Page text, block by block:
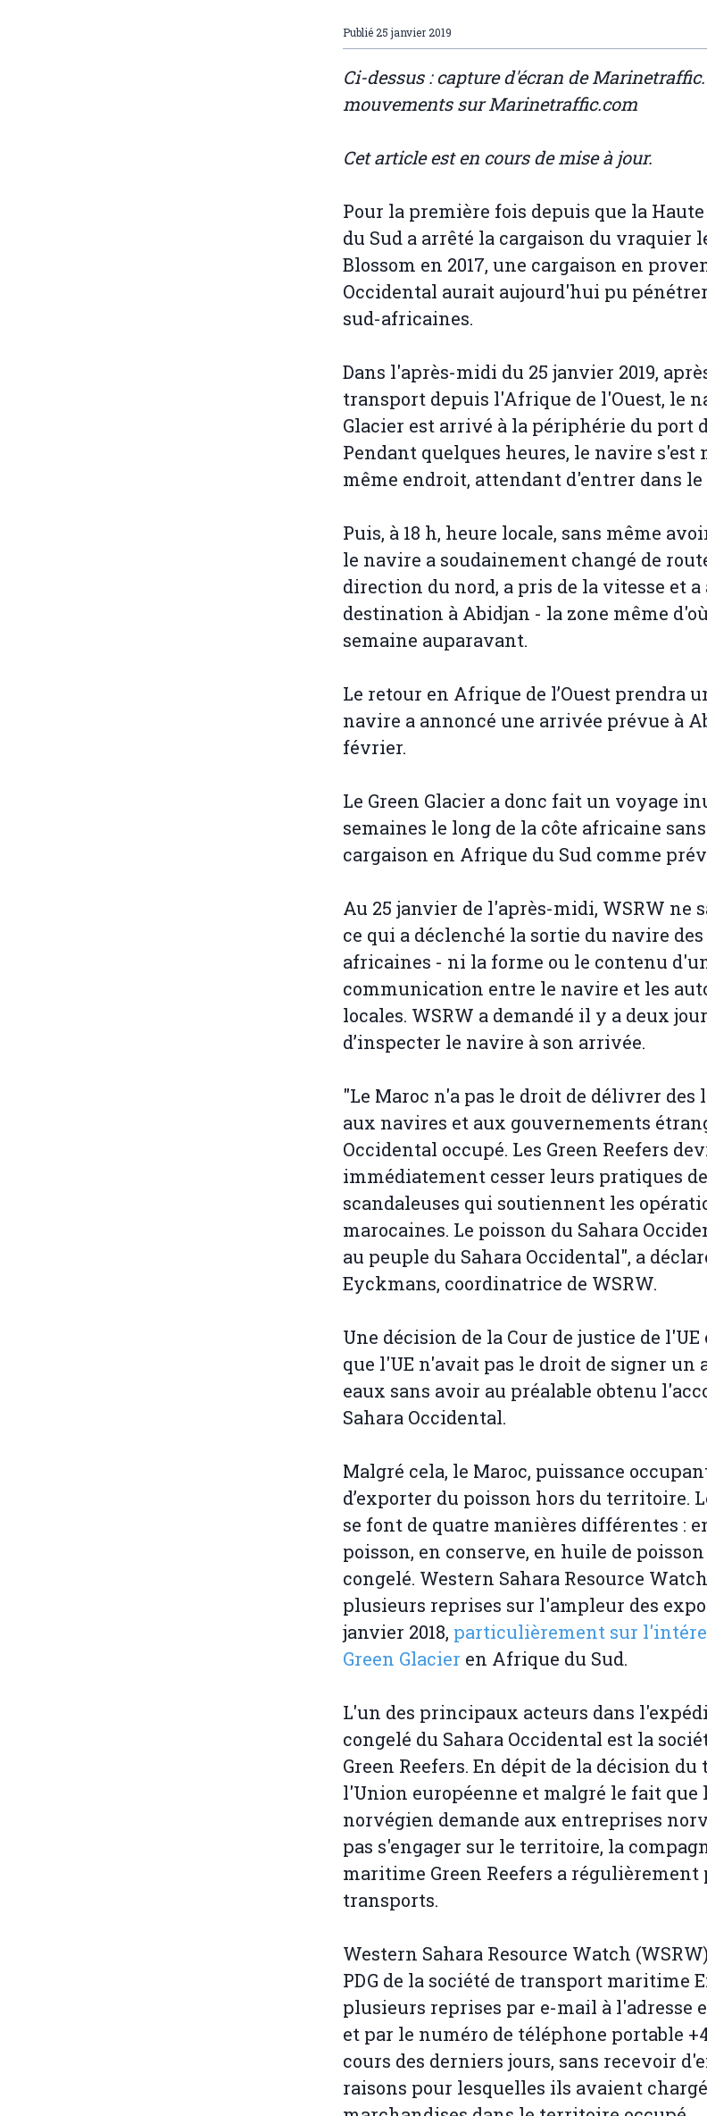
Publié 25 janvier 2019
Ci-dessus : capture d'écran de
mouvements sur Marinetraffic.com
Cet article est en cours de mise à jour.
Pour la première fois depuis que la
du Sud a arrêté la cargaison du vraquier
Blossom en 2017, une cargaison en
Occidental aurait aujourd'hui pu
sud-africaines.
Dans l'après-midi du 25 janvier 2019,
transport depuis l'Afrique de l'Ouest, le
Glacier est arrivé à la périphérie du port
Pendant quelques heures, le navire s'est
même endroit, attendant d'entrer dans le
Puis, à 18 h, heure locale, sans même
le navire a soudainement changé de
direction du nord, a pris de la vitesse et a
destination à Abidjan - la zone même
semaine auparavant.
Le retour en Afrique de l’Ouest prendra
navire a annoncé une arrivée prévue à
février.
Le Green Glacier a donc fait un voyage
semaines le long de la côte africaine
cargaison en Afrique du Sud comme
Au 25 janvier de l'après-midi, WSRW ne
ce qui a déclenché la sortie du navire
africaines - ni la forme ou le contenu
communication entre le navire et les
locales. WSRW a demandé il y a deux
d’inspecter le navire à son arrivée.
"Le Maroc n'a pas le droit de délivrer des
aux navires et aux gouvernements
Occidental occupé. Les Green Reefers
immédiatement cesser leurs pratiques
scandaleuses qui soutiennent les
marocaines. Le poisson du Sahara
au peuple du Sahara Occidental", a
Eyckmans, coordinatrice de WSRW.
Une décision de la Cour de justice de l'UE
que l'UE n'avait pas le droit de signer un
eaux sans avoir au préalable obtenu
Sahara Occidental.
Malgré cela, le Maroc, puissance
d’exporter du poisson hors du territoire.
se font de quatre manières différentes :
poisson, en conserve, en huile de
congelé. Western Sahara Resource
plusieurs reprises sur l'ampleur des
janvier 2018, particulièrement sur
Green Glacier en Afrique du Sud.
L'un des principaux acteurs dans
congelé du Sahara Occidental est la
Green Reefers. En dépit de la décision
l'Union européenne et malgré le fait que
norvégien demande aux entreprises
pas s'engager sur le territoire, la
maritime Green Reefers a régulièrement
transports.
Western Sahara Resource Watch
PDG de la société de transport maritime
plusieurs reprises par e-mail à l'adresse
et par le numéro de téléphone portable
cours des derniers jours, sans recevoir
raisons pour lesquelles ils avaient